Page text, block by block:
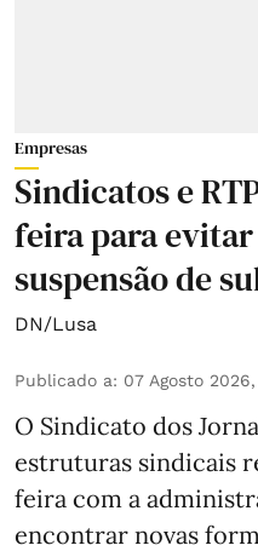
Empresas
Sindicatos e
feira para
suspensão de
DN/Lusa
Publicado a: 07 Agosto 2026,
O Sindicato dos
estruturas sindicais
feira com a
encontrar novas